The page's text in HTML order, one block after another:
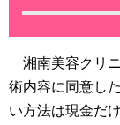
湘南美容クリ
術内容に同意し
い方法は現金だ